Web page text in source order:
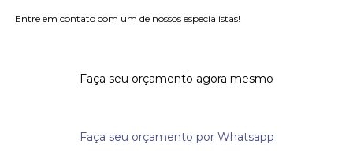
Entre em contato com um de nossos especialistas!
Faça seu orçamento agora mesmo
Faça seu orçamento por Whatsapp